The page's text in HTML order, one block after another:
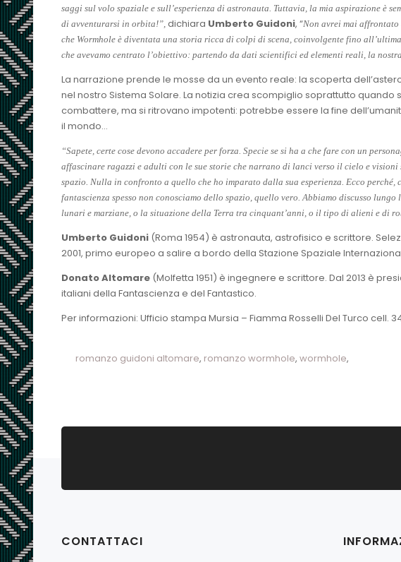
saggi sul volo spaziale e sull’esperienza di astronauta. Tuttavia, la mia aspirazione è
di avventurarsi in orbita!”, dichiara Umberto Guidoni, “Non avrei mai affrontato
che Wormhole è diventata una storia ricca di colpi di scena, coinvolgente fino
che avevamo centrato l’obiettivo: partendo da dati scientifici ed elementi reali, la
La narrazione prende le mosse da un evento reale: la scoperta
nel nostro Sistema Solare. La notizia crea scompiglio soprattutto
combattere, ma si ritrovano impotenti: potrebbe essere la fine
il mondo…
“Sapete, certe cose devono accadere per forza. Specie se si ha a che fare con un
affascinare ragazzi e adulti con le sue storie che narrano di lanci verso il cielo e
spazio. Nulla in confronto a quello che ho imparato dalla sua esperienza. Ecco
fantascienza spesso non conosciamo dello spazio, quello vero. Abbiamo discusso
lunari e marziane, o la situazione della Terra tra cinquant’anni, o il tipo di alieni e di
Umberto Guidoni (Roma 1954) è astronauta, astrofisico e scrittore.
2001, primo europeo a salire a bordo della Stazione Spaziale
Donato Altomare (Molfetta 1951) è ingegnere e scrittore. Dal 2013 è
italiani della Fantascienza e del Fantastico.
Per informazioni: Ufficio stampa Mursia – Fiamma Rosselli Del Turco cell.
romanzo guidoni altomare, romanzo wormhole, wormhole,
CONTATTACI